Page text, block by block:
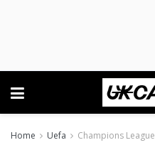
Home Uefa Champions League